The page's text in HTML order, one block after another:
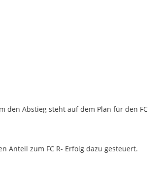
den Abstieg steht auf dem Plan für den FC
Anteil zum FC R- Erfolg dazu gesteuert.